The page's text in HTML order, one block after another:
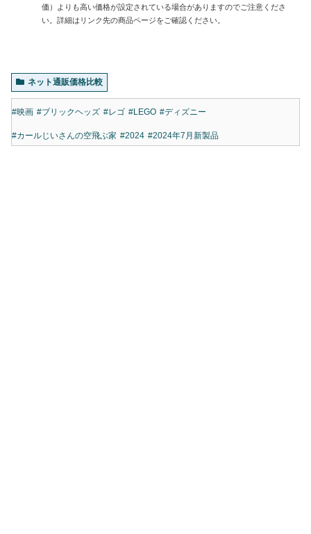
価）よりも高い価格が設定されている場合がありますのでご注意くださ
い。詳細はリンク先の商品ページをご確認ください。
ネット通販価格比較
#映画 #ブリックヘッズ #レゴ #LEGO #ディズニー
#カールじいさんの空飛ぶ家 #2024 #2024年7月新製品